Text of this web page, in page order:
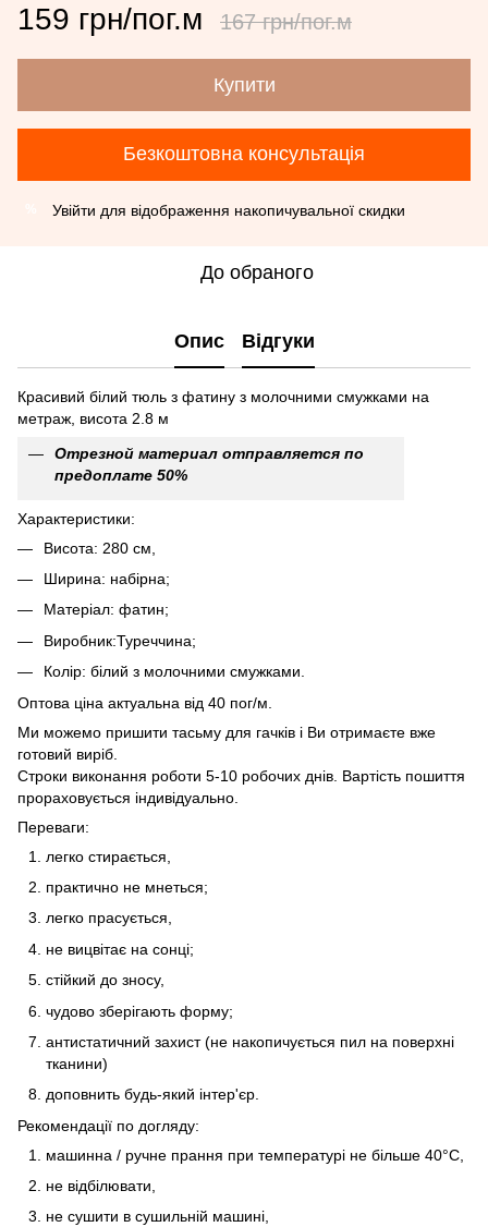
159 грн/пог.м 167 грн/пог.м
Купити
Безкоштовна консультація
Увійти для відображення накопичувальної скидки
До обраного
Опис Відгуки
Красивий білий тюль з фатину з молочними смужками на
метраж, висота 2.8 м
Отрезной материал отправляется по
предоплате 50%
Характеристики:
Висота: 280 см,
Ширина: набірна;
Матеріал: фатин;
Виробник:Туреччина;
Колір: білий з молочними смужками.
Оптова ціна актуальна від 40 пог/м.
Ми можемо пришити тасьму для гачків і Ви отримаєте вже
готовий виріб.
Строки виконання роботи 5-10 робочих днів. Вартість пошиття
прораховується індивідуально.
Переваги:
легко стирається,
практично не мнеться;
легко прасується,
не вицвітає на сонці;
стійкий до зносу,
чудово зберігають форму;
антистатичний захист (не накопичується пил на поверхні
тканини)
доповнить будь-який інтер'єр.
Рекомендації по догляду:
машинна / ручне прання при температурі не більше 40°C,
не відбілювати,
не сушити в сушильній машині,